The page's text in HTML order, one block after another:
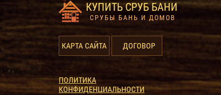
КУПИТЬ СРУБ БАНИ
СРУБЫ БАНЬ И ДОМОВ
КАРТА САЙТА ДОГОВОР
ПОЛИТИКА
КОНФИДЕНЦИАЛЬНОСТИ